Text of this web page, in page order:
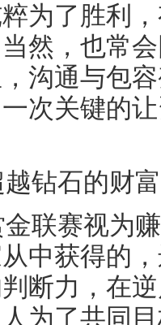
为了胜利
然，也常
沟通与包
次关键的
钻石的财富
联赛视为
中获得的
断力，在
为了共同